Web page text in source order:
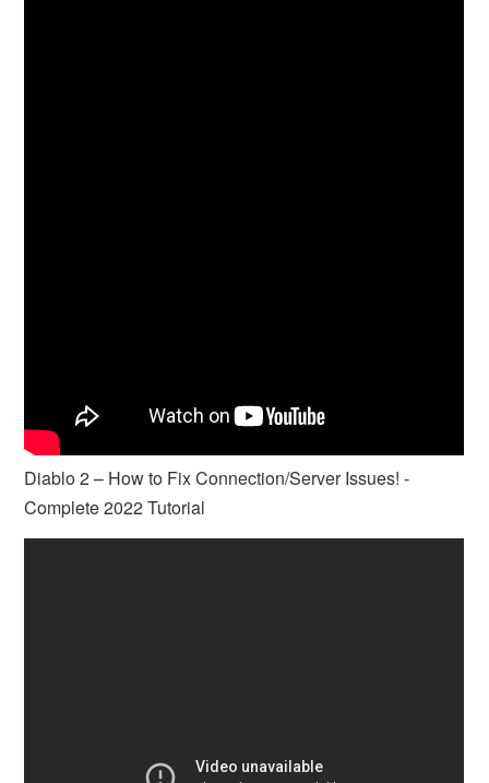
Diablo 2 – How to Fix Connection/Server Issues! -
Complete 2022 Tutorial